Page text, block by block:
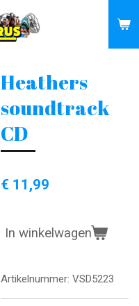
Heathers
soundtrack
CD
€ 11,99
In winkelwagen
Artikelnummer: VSD5223